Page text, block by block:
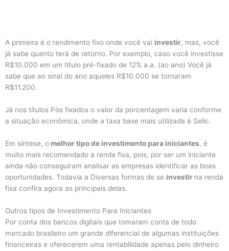
A primeira é o rendimento fixo onde você vai investir, mas, você
já sabe quanto terá de retorno. Por exemplo, caso você investisse
R$10.000 em um título pré-fixado de 12% a.a. (ao ano) Você já
sabe que ao sinal do ano aqueles R$10.000 se tornaram
R$11.200.
Já nos títulos Pós fixados o valor da porcentagem varia conforme
a situação econômica, onde a taxa base mais utilizada é Selic.
Em síntese, o melhor tipo de investimento para iniciantes, é
muito mais recomendado a renda fixa, pois, por ser um iniciante
ainda não conseguiram analisar as empresas identificar as boas
oportunidades. Todavia a Diversas formas de se investir na renda
fixa confira agora as principais delas.
Outros tipos de Investimento Para Iniciantes
Por conta dos bancos digitais que tomaram conta de todo
mercado brasileiro um grande diferencial de algumas instituições
financeiras e oferecerem uma rentabilidade apenas pelo dinheiro